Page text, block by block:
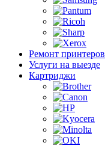
Ремонт принтеров
Услуги на выезде
Картриджи